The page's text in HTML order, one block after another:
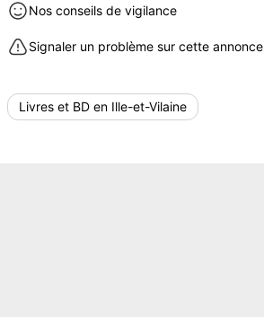
Nos conseils de vigilance
Signaler un problème sur cette annonce
Livres et BD en Ille-et-Vilaine